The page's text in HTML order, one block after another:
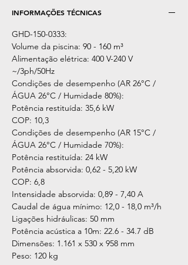
INFORMAÇÕES TÉCNICAS
GHD-150-0333:
Volume da piscina: 90 - 160 m³
Alimentação elétrica: 400 V-240 V
~/3ph/50Hz
Condições de desempenho (AR 26°C /
ÁGUA 26°C / Humidade 80%):
Potência restituída: 35,6 kW
COP: 10,3
Condições de desempenho (AR 15°C /
ÁGUA 26°C / Humidade 70%):
Potência restituída: 24 kW
Potência absorvida: 0,62 - 5,20 kW
COP: 6,8
Intensidade absorvida: 0,89 - 7,40 A
Caudal de água mínimo: 12,0 - 18,0 m³/h
Ligações hidráulicas: 50 mm
Potência acústica a 10m: 22.6 - 34.7 dB
Dimensões: 1.161 x 530 x 958 mm
Peso: 120 kg